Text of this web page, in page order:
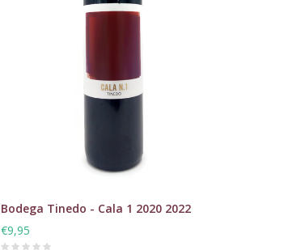
Bodega Tinedo - Cala 1 2020 2022
€9,95